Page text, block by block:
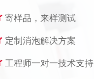
寄样品，来样测试
定制消泡解决方案
工程师一对一技术支持